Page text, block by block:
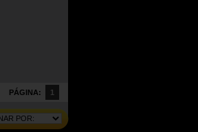
PÁGINA: 1